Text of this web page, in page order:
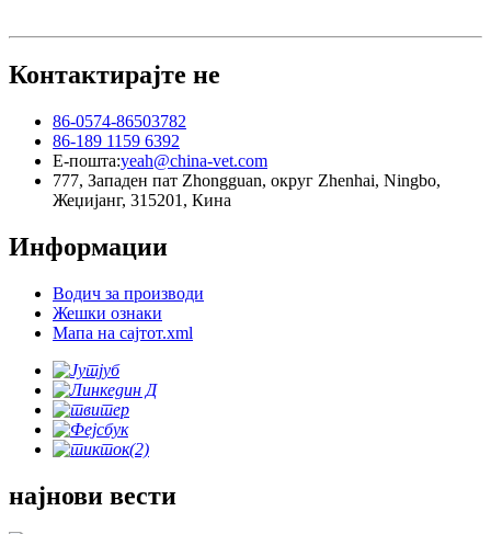
Контактирајте не
86-0574-86503782
86-189 1159 6392
Е-пошта:yeah@china-vet.com
777, Западен пат Zhongguan, округ Zhenhai, Ningbo,
Жеџијанг, 315201, Кина
Информации
Водич за производи
Жешки ознаки
Мапа на сајтот.xml
најнови вести